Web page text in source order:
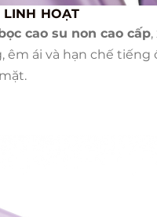
HOẠT
cao su non cao cấp
êm ái và hạn chế tiếng